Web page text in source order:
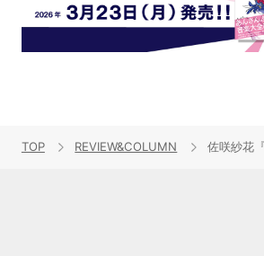
TOP REVIEW&COLUMN